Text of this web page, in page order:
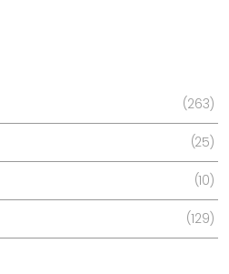
263
25
10
129